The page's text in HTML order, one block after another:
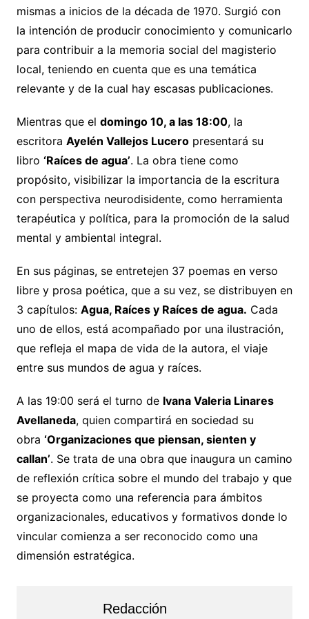
mismas a inicios de la década de 1970. Surgió con
la intención de producir conocimiento y comunicarlo
para contribuir a la memoria social del magisterio
local, teniendo en cuenta que es una temática
relevante y de la cual hay escasas publicaciones.
Mientras que el domingo 10, a las 18:00, la
escritora Ayelén Vallejos Luceropresentará su
libro ‘Raíces de agua’. La obra tiene como
propósito, visibilizar la importancia de la escritura
con perspectiva neurodisidente, como herramienta
terapéutica y política, para la promoción de la salud
mental y ambiental integral.
En sus páginas, se entretejen 37 poemas en verso
libre y prosa poética, que a su vez, se distribuyen en
3 capítulos: Agua, Raíces y Raíces de agua. Cada
uno de ellos, está acompañado por una ilustración,
que refleja el mapa de vida de la autora, el viaje
entre sus mundos de agua y raíces.
A las 19:00 será el turno de Ivana Valeria Linares
Avellaneda, quien compartirá en sociedad su
obra ‘Organizaciones que piensan, sienten y
callan’. Se trata de una obra que inaugura un camino
de reflexión crítica sobre el mundo del trabajo y que
se proyecta como una referencia para ámbitos
organizacionales, educativos y formativos donde lo
vincular comienza a ser reconocido como una
dimensión estratégica.
Redacción